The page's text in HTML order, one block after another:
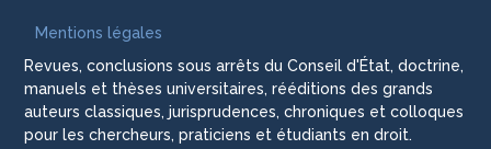
Mentions légales
Revues, conclusions sous arrêts du Conseil d'État, doctrine,
manuels et thèses universitaires, rééditions des grands
auteurs classiques, jurisprudences, chroniques et colloques
pour les chercheurs, praticiens et étudiants en droit.